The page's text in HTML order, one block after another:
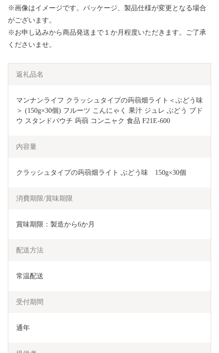
※画像はイメージです。パッケージ、製品仕様が変更となる場合
がございます。
※お申し込みから商品発送まで１か月程度いただきます。ご了承
くださいませ。
返礼品名
マンナンライフ クラッシュタイプの蒟蒻畑ライト＜ぶどう味
＞ (150g×30個) フルーツ こんにゃく 果汁 ジュレ ぶどう ブド
ウ スタンドパウチ 蒟蒻 コンニャク 食品 F21E-600
内容量
クラッシュタイプの蒟蒻畑ライト ぶどう味　150g×30個
消費期限/賞味期限
賞味期限：製造から6か月
配送方法
常温配送
受付期間
通年